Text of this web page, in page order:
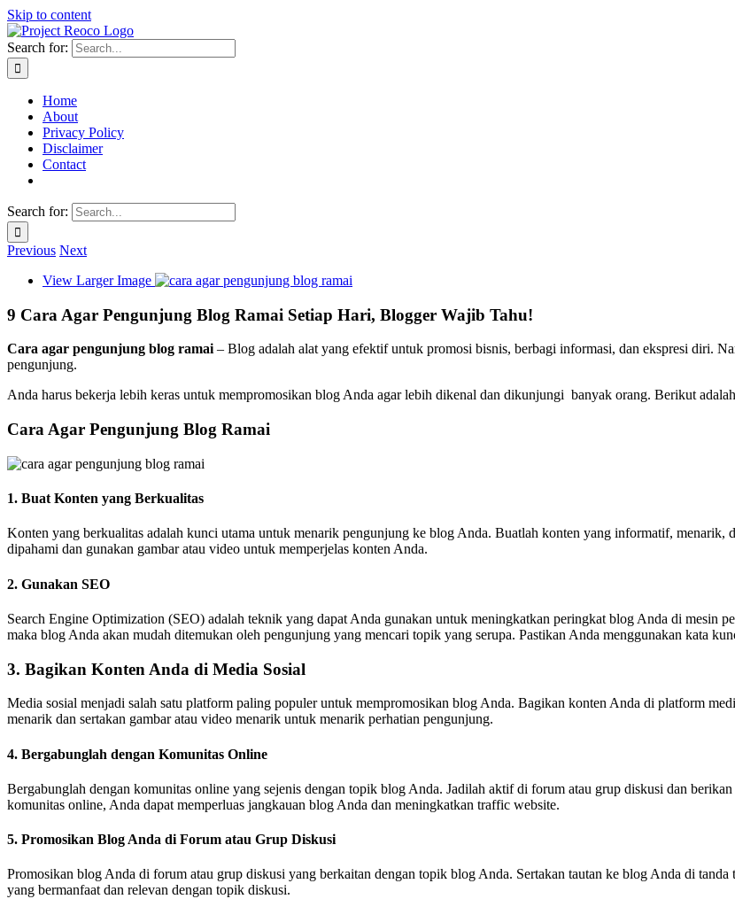
Skip to content
Search for:
Home
About
Privacy Policy
Disclaimer
Contact
Search for:
Previous Next
View Larger Image
9 Cara Agar Pengunjung Blog Ramai Setiap Hari, Blogger Wajib Tahu!
Cara agar pengunjung blog ramai– Blog adalah alat yang efektif untuk promosi bisnis, berbagi informasi, dan ekspresi diri.
pengunjung.
Anda harus bekerja lebih keras untuk mempromosikan blog Anda agar lebih dikenal dan dikunjungi banyak orang. Berikut
Cara Agar Pengunjung Blog Ramai
1. Buat Konten yang Berkualitas
Konten yang berkualitas adalah kunci utama untuk menarik pengunjung ke blog Anda. Buatlah konten yang informatif, menarik,
dipahami dan gunakan gambar atau video untuk memperjelas konten Anda.
2. Gunakan SEO
Search Engine Optimization (SEO) adalah teknik yang dapat Anda gunakan untuk meningkatkan peringkat blog Anda di mesin
maka blog Anda akan mudah ditemukan oleh pengunjung yang mencari topik yang serupa. Pastikan Anda menggunakan kata
3. Bagikan Konten Anda di Media Sosial
Media sosial menjadi salah satu platform paling populer untuk mempromosikan blog Anda. Bagikan konten Anda di platform
menarik dan sertakan gambar atau video menarik untuk menarik perhatian pengunjung.
4. Bergabunglah dengan Komunitas Online
Bergabunglah dengan komunitas online yang sejenis dengan topik blog Anda. Jadilah aktif di forum atau grup diskusi dan
komunitas online, Anda dapat memperluas jangkauan blog Anda dan meningkatkan traffic website.
5. Promosikan Blog Anda di Forum atau Grup Diskusi
Promosikan blog Anda di forum atau grup diskusi yang berkaitan dengan topik blog Anda. Sertakan tautan ke blog Anda di
yang bermanfaat dan relevan dengan topik diskusi.